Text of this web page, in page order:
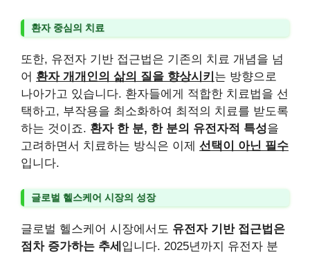
환자 중심의 치료
또한, 유전자 기반 접근법은 기존의 치료 개념을 넘
어 환자 개개인의 삶의 질을 향상시키 는 방향으로
나아가고 있습니다. 환자들에게 적합한 치료법을 선
택하고, 부작용을 최소화하여 최적의 치료를 받도록
하는 것이죠. 환자 한 분, 한 분의 유전자적 특성을
고려하면서 치료하는 방식은 이제 선택이 아닌 필수
입니다.
글로벌 헬스케어 시장의 성장
글로벌 헬스케어 시장에서도 유전자 기반 접근법은
점차 증가하는 추세 입니다. 2025년까지 유전자 분